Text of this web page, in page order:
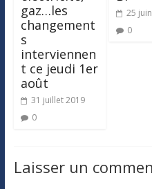
gaz…les
changement
s
interviennen
t ce jeudi 1er
août
31 juillet 2019
0
25
0
Laisser un